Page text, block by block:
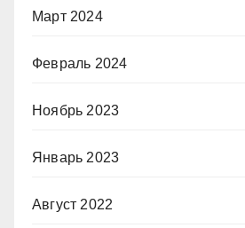
Март 2024
Февраль 2024
Ноябрь 2023
Январь 2023
Август 2022